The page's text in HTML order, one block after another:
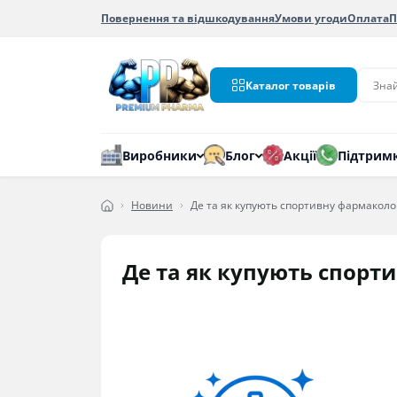
Повернення та відшкодуванняУмови угодиОплата
Каталог товарів
Виробники Блог Акції
Новини Де та як купують спортивну
Де та як купують